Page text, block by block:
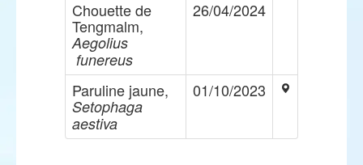
Chouette de
Tengmalm,
Aegolius
funereus
26/04/2024
Paruline jaune,
Setophaga
aestiva
01/10/2023